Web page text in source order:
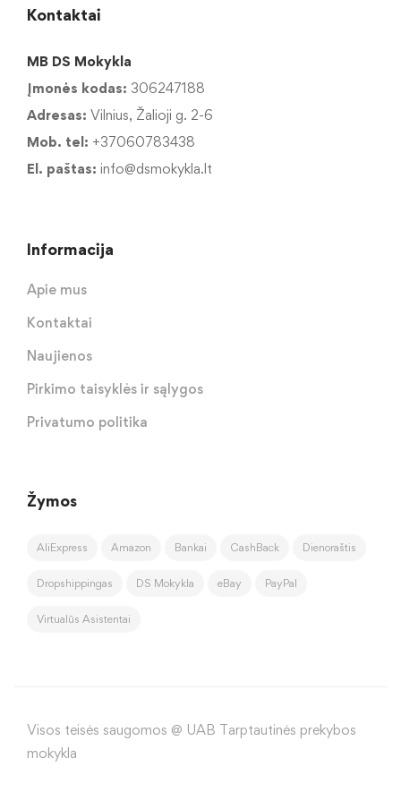
Kontaktai
MB DS Mokykla
Įmonės kodas: 306247188
Adresas: Vilnius, Žalioji g. 2-6
Mob. tel: +37060783438
El. paštas: info@dsmokykla.lt
Informacija
Apie mus
Kontaktai
Naujienos
Pirkimo taisyklės ir sąlygos
Privatumo politika
Žymos
AliExpress Amazon Bankai CashBack Dienoraštis
Dropshippingas DS Mokykla eBay PayPal
Virtualūs Asistentai
Visos teisės saugomos @ UAB Tarptautinės prekybos
mokykla